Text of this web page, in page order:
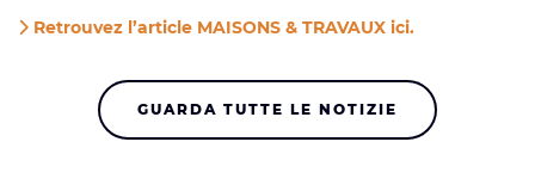
Retrouvez l’article MAISONS & TRAVAUX ici.
GUARDA TUTTE LE NOTIZIE